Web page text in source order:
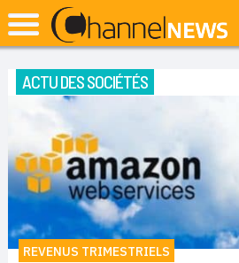
ACTU DES SOCIÉTÉS
REVENUS TRIMESTRIELS